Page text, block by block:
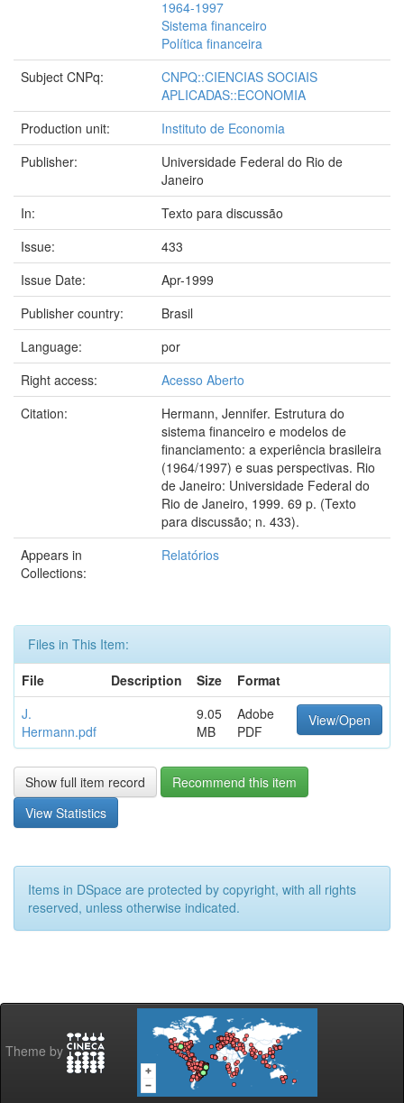
1964-1997
Sistema financeiro
Política financeira
Subject CNPq:
CNPQ::CIENCIAS SOCIAIS
APLICADAS::ECONOMIA
Production unit:
Instituto de Economia
Publisher:
Universidade Federal do Rio de
Janeiro
In:
Texto para discussão
Issue:
433
Issue Date:
Apr-1999
Publisher country:
Brasil
Language:
por
Right access:
Acesso Aberto
Citation:
Hermann, Jennifer. Estrutura do
sistema financeiro e modelos de
financiamento: a experiência brasileira
(1964/1997) e suas perspectivas. Rio
de Janeiro: Universidade Federal do
Rio de Janeiro, 1999. 69 p. (Texto
para discussão; n. 433).
Appears in
Collections:
Relatórios
Files in This Item:
File
Description Size
Format
J.
Hermann.pdf
9.05
MB
Adobe
PDF
View/Open
Show full item record
Recommend this item
View Statistics
Items in DSpace are protected by copyright, with all rights
reserved, unless otherwise indicated.
Theme by